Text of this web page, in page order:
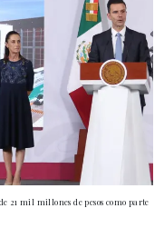
21 mil millones de pesos como parte